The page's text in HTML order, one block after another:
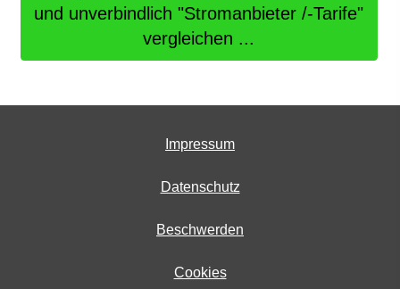
und unverbindlich "Stromanbieter /-Tarife"
ver­gleichen ...
Impressum
Datenschutz
Beschwerden
Cookies